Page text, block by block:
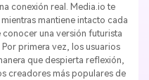
conexión real. Media.io te
mantiene intacto cada
una versión futurista
primera vez, los usuarios
que despierta reflexión,
creadores más populares de